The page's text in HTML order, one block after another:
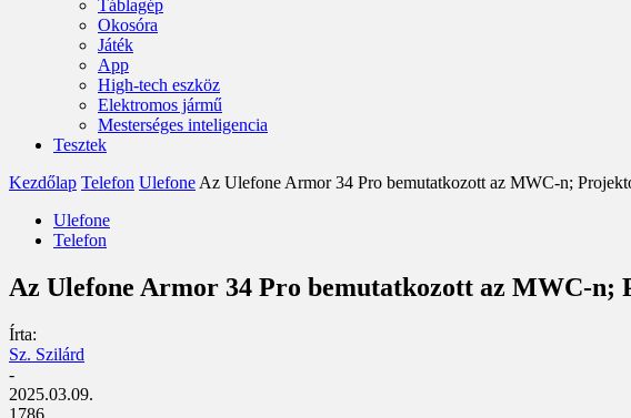
Táblagép
Okosóra
Játék
App
High-tech eszköz
Elektromos jármű
Mesterséges inteligencia
Tesztek
Kezdőlap Telefon Ulefone Az Ulefone Armor 34 Pro bemutatkozott az MWC-n;
Ulefone
Telefon
Az Ulefone Armor 34 Pro bemutatkozott az MWC-
Írta:
Sz. Szilárd
-
2025.03.09.
1786